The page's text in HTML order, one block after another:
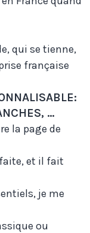
qui se tienne,
française
…
la page de
et il fait
je me
ou